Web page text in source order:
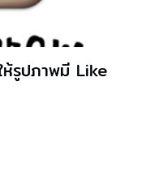
รูปภาพมี Like